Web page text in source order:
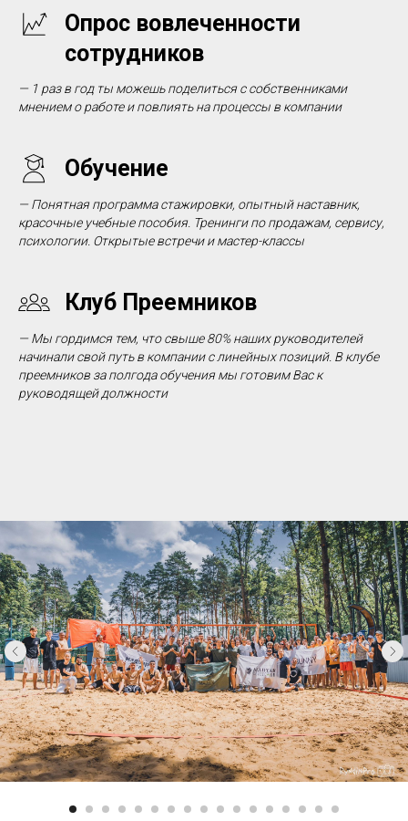
Опрос вовлеченности
сотрудников
— 1 раз в год ты можешь поделиться с собственниками
мнением о работе и повлиять на процессы в компании
Обучение
—Понятная программа стажировки, опытный наставник,
красочные учебные пособия. Тренинги по продажам, сервису,
психологии. Открытые встречи и мастер-классы
Клуб Преемников
— Мы гордимся тем, что свыше 80% наших руководителей
начинали свой путь в компании с линейных позиций. В клубе
преемников за полгода обучения мы готовим Вас к
руководящей должности